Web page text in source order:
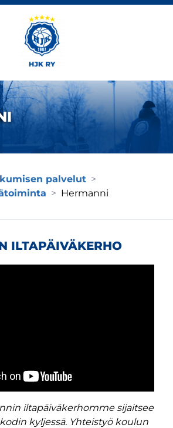
palvelut >
> Hermanni
ILTAPÄIVÄKERHO
iltapäiväkerhomme sijaitsee
kyljessä. Yhteistyö koulun